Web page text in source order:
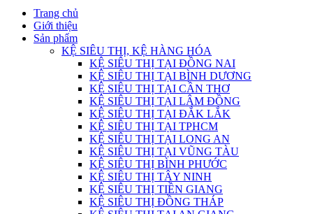
Trang chủ
Giới thiệu
Sản phẩm
KỆ SIÊU THỊ, KỆ HÀNG HÓA
KỆ SIÊU THỊ TẠI ĐỒNG NAI
KỆ SIÊU THỊ TẠI BÌNH DƯƠNG
KỆ SIÊU THỊ TẠI CẦN THƠ
KỆ SIÊU THỊ TẠI LÂM ĐỒNG
KỆ SIÊU THỊ TẠI ĐẮK LẮK
KỆ SIÊU THỊ TẠI TPHCM
KỆ SIÊU THỊ TẠI LONG AN
KỆ SIÊU THỊ TẠI VŨNG TÀU
KỆ SIÊU THỊ BÌNH PHƯỚC
KỆ SIÊU THỊ TÂY NINH
KỆ SIÊU THỊ TIỀN GIANG
KỆ SIÊU THỊ ĐỒNG THÁP